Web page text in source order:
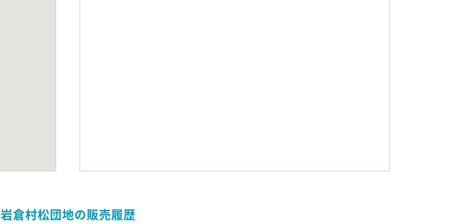
岩倉村松団地の販売履歴